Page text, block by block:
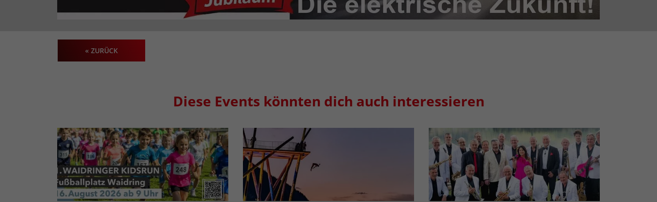
« ZURÜCK
Diese Events könnten dich auch interessieren